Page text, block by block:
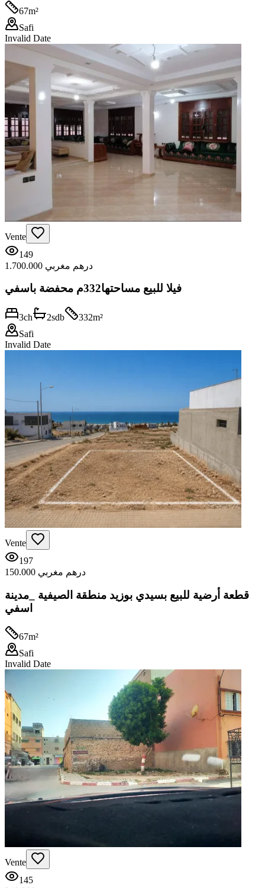
67m²
Safi
Invalid Date
Vente
149
1.700.000 درهم مغربي
فيلا للبيع مساحتها332م محفضة باسفي
3ch 2sdb 332m²
Safi
Invalid Date
Vente
197
150.000 درهم مغربي
قطعة أرضية للبيع بسيدي بوزيد منطقة الصيفية _مدينة
اسفي
67m²
Safi
Invalid Date
Vente
145